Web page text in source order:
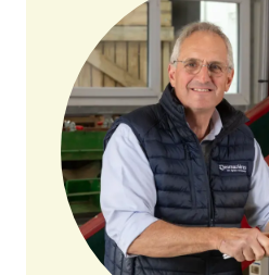
Couleur de la chair
Finition de la peau
Forme du tubercule
Régularité de la forme
Tubérisation
Taille du tubercule